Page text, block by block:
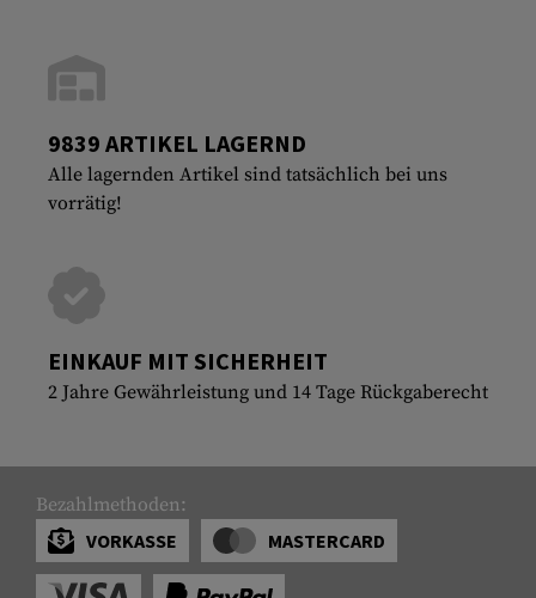
9839 ARTIKEL LAGERND
Alle lagernden Artikel sind tatsächlich bei uns
vorrätig!
EINKAUF MIT SICHERHEIT
2 Jahre Gewährleistung und 14 Tage Rückgaberecht
Bezahlmethoden:
VORKASSE
MASTERCARD